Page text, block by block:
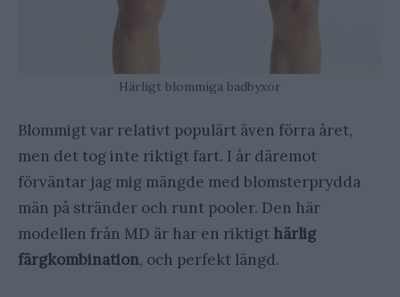
Härligt blommiga badbyxor
Blommigt var relativt populärt även förra året,
men det tog inte riktigt fart. I år däremot
förväntar jag mig mängde med blomsterprydda
män på stränder och runt pooler. Den här
modellen från MD är har en riktigt härlig
färgkombination, och perfekt längd.